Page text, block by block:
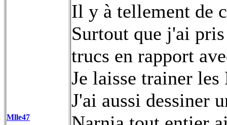
Mlle47
Il y à tellement de
Surtout que j'ai
trucs en rapport
Je laisse trainer
J'ai aussi dessiner